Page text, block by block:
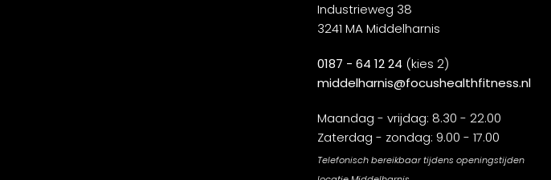
Industrieweg 38
3241 MA Middelharnis
0187 - 64 12 24 (kies 2)
middelharnis@focushealthfitness.nl
Maandag - vrijdag: 8.30 - 22.00
Zaterdag - zondag: 9.00 - 17.00
Telefonisch bereikbaar tijdens openingstijden